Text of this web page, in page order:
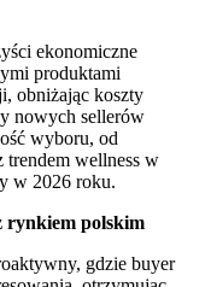
ekonomiczne
produktami
obniżając koszty
nowych sellerów
wyboru, od
trendem wellness w
w 2026 roku.
rynkiem polskim
gdzie buyer